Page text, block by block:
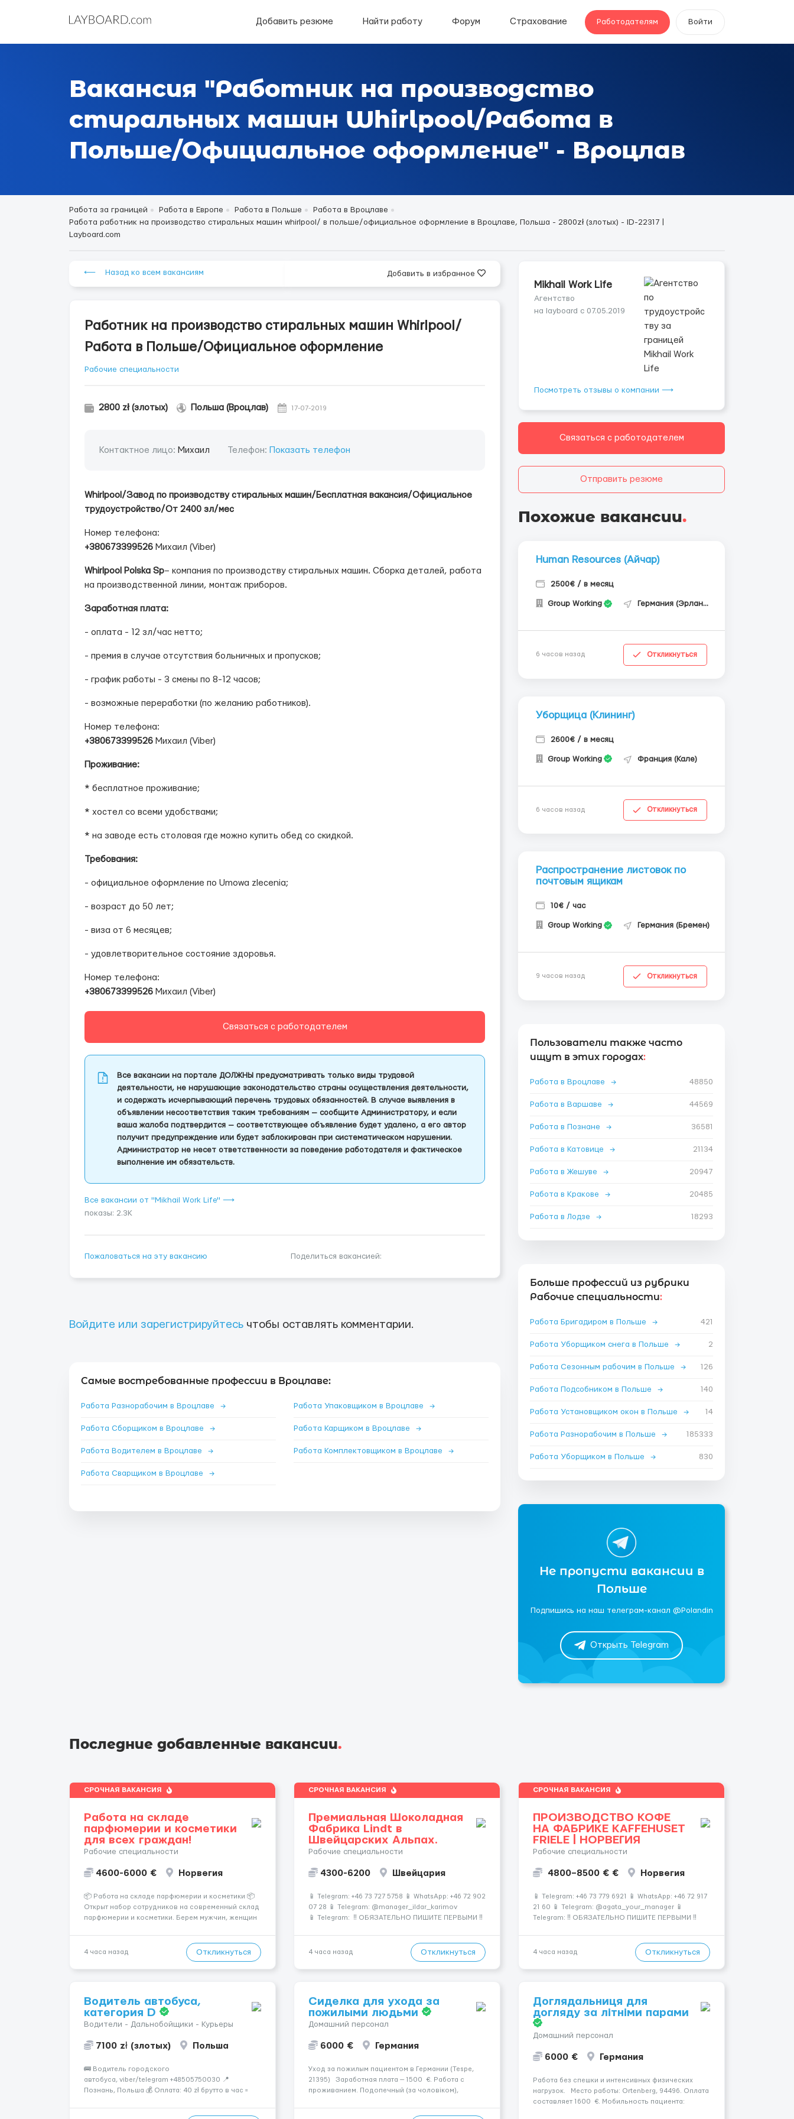
Добавить резюме Найти работу Форум Страхование Работодателям Войти
Вакансия "Работник на производство
стиральных машин Whirlpool/Работа в
Польше/Официальное оформление" - Вроцлав
Работа за границей Работа в Европе Работа в Польше
Работа в Вроцлаве
Работа работник на производство стиральных машин whirlpool/ в польше/официальное оформление в Вроцлаве, Польша - 2800zł (злотых) - ID-22317 |
Layboard.com
⟵ Назад ко всем вакансиям Добавить в избранное
Работник на производство стиральных машин Whirlpool/
Работа в Польше/Официальное оформление
Рабочие специальности
2800 zł (злотых) Польша (Вроцлав) 17-07-2019
Контактное лицо: Михаил Телефон: Показать телефон
Whirlpool/Завод по производству стиральных машин/Бесплатная вакансия/Официальное
трудоустройство/От 2400 зл/мес
Номер телефона:
+380673399526 Михаил (Viber)
Whirlpool Polska Sp– компания по производству стиральных машин. Сборка деталей, работа
на производственной линии, монтаж приборов.
Заработная плата:
- оплата - 12 зл/час нетто;
- премия в случае отсутствия больничных и пропусков;
- график работы - 3 смены по 8-12 часов;
- возможные переработки (по желанию работников).
Номер телефона:
+380673399526 Михаил (Viber)
Проживание:
* бесплатное проживание;
* хостел со всеми удобствами;
* на заводе есть столовая где можно купить обед со скидкой.
Требования:
- официальное оформление по Umowa zlecenia;
- возраст до 50 лет;
- виза от 6 месяцев;
- удовлетворительное состояние здоровья.
Номер телефона:
+380673399526 Михаил (Viber)
Связаться с работодателем
Все вакансии на портале ДОЛЖНЫ предусматривать только виды трудовой
деятельности, не нарушающие законодательство страны осуществления деятельности,
и содержать исчерпывающий перечень трудовых обязанностей. В случае выявления в
объявлении несоответствия таким требованиям — сообщите Администратору, и если
ваша жалоба подтвердится — соответствующее объявление будет удалено, а его автор
получит предупреждение или будет заблокирован при систематическом нарушении.
Администратор не несет ответственности за поведение работодателя и фактическое
выполнение им обязательств.
Все вакансии от "Mikhail Work Life" ⟶
показы: 2.3K
Пожаловаться на эту вакансию Поделиться вакансией:
Войдите или зарегистрируйтесь чтобы оставлять комментарии.
Самые востребованные профессии в Вроцлаве:
Работа Разнорабочим в Вроцлаве → Работа Упаковщиком в Вроцлаве →
Работа Сборщиком в Вроцлаве → Работа Карщиком в Вроцлаве →
Работа Водителем в Вроцлаве → Работа Комплектовщиком в Вроцлаве →
Работа Сварщиком в Вроцлаве →
Mikhail Work Life
Агентство
на layboard с 07.05.2019
Посмотреть отзывы о компании ⟶
Связаться с работодателем
Отправить резюме
Похожие вакансии.
Human Resources (Айчар)
2500€ / в месяц
Group Working Германия (Эрланген)
6 часов назад Откликнуться
Уборщица (Клининг)
2600€ / в месяц
Group Working Франция (Кале)
6 часов назад Откликнуться
Распространение листовок по
почтовым ящикам
10€ / час
Group Working Германия (Бремен)
9 часов назад Откликнуться
Пользователи также часто
ищут в этих городах:
Работа в Вроцлаве → 48850
Работа в Варшаве → 44569
Работа в Познане → 36581
Работа в Катовице → 21134
Работа в Жешуве → 20947
Работа в Кракове → 20485
Работа в Лодзе → 18293
Больше профессий из рубрики
Рабочие специальности:
Работа Бригадиром в Польше → 421
Работа Уборщиком снега в Польше → 2
Работа Сезонным рабочим в Польше → 126
Работа Подсобником в Польше → 140
Работа Установщиком окон в Польше → 14
Работа Разнорабочим в Польше → 185333
Работа Уборщиком в Польше → 830
Не пропусти вакансии в
Польше
Подпишись на наш телеграм-канал @Polandin
Открыть Telegram
Последние добавленные вакансии.
СРОЧНАЯ ВАКАНСИЯ
Работа на складе
парфюмерии и косметики
для всех граждан!
Рабочие специальности
4600-6000 € Норвегия
📦 Работа на складе парфюмерии и косметики 📦
Открыт набор сотрудников на современный склад
парфюмерии и косметики. Берем мужчин, женщин
после приезда. Работа не тяжелая. Нужно
4 часа назад Откликнуться
СРОЧНАЯ ВАКАНСИЯ
Премиальная Шоколадная
Фабрика Lindt в
Швейцарских Альпах.
Рабочие специальности
4300-6200 Швейцария
📱 Telegram: +46 73 727 5758 📱 WhatsApp: +46 72 902
07 28 📱 Telegram: @manager_ildar_karimov
📱 Telegram: ‼️ ОБЯЗАТЕЛЬНО ПИШИТЕ ПЕРВЫМИ ‼️
Швейцария &mdash...
4 часа назад Откликнуться
СРОЧНАЯ ВАКАНСИЯ
ПРОИЗВОДСТВО КОФЕ
НА ФАБРИКЕ KAFFEHUSET
FRIELE | НОРВЕГИЯ
Рабочие специальности
4800–8500 € € Норвегия
📱 Telegram: +46 73 779 6921 📱 WhatsApp: +46 72 917
21 60 📱 Telegram: @agata_your_manager 📱
Telegram: ‼️ ОБЯЗАТЕЛЬНО ПИШИТЕ ПЕРВЫМИ ‼️
зарплаты Работа на кофе-заводе — стабильность и
4 часа назад Откликнуться
Водитель автобуса,
категория D
Водители - Дальнобойщики - Курьеры
7100 zł (злотых) Польша
🚌 Водитель городского
автобуса, viber/telegram +48505750030 📍
Познань, Польша 💰 Оплата: 40 zł брутто в час =
Сиделка для ухода за
пожилыми людьми
Домашний персонал
6000 € Германия
Уход за пожилым пациентом в Германии (Tespe,
21395) Заработная плата — 1500 €. Работа с
проживанием. Подопечный (за чоловіком),
Доглядальниця для
догляду за літніми парами
Домашний персонал
6000 € Германия
Работа без спешки и интенсивных физических
нагрузок. Место работы: Ortenberg, 94496. Оплата
составляет 1600 €. Мобильность пациента: